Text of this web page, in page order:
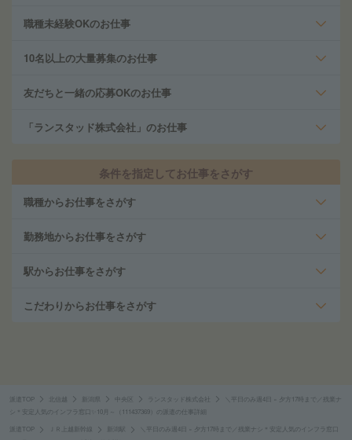
職種未経験OKのお仕事
10名以上の大量募集のお仕事
友だちと一緒の応募OKのお仕事
「ランスタッド株式会社」のお仕事
条件を指定してお仕事をさがす
職種からお仕事をさがす
勤務地からお仕事をさがす
駅からお仕事をさがす
こだわりからお仕事をさがす
派遣TOP 北信越 新潟県 中央区 ランスタッド株式会社
＼平日のみ週4日 × 夕方17時まで／残業ナ
シ＊安定人気のインフラ窓口✨10月～（111437369）の派遣の仕事詳細
派遣TOP ＪＲ上越新幹線
＼平日のみ週4日 × 夕方17時まで／残業ナシ＊安定人気のインフラ窓口